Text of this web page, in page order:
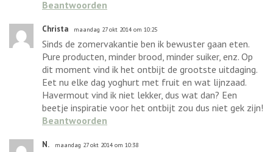
Beantwoorden
Christa maandag 27 okt 2014 om 10:25
Sinds de zomervakantie ben ik bewuster gaan eten.
Pure producten, minder brood, minder suiker, enz. Op
dit moment vind ik het ontbijt de grootste uitdaging.
Eet nu elke dag yoghurt met fruit en wat lijnzaad.
Havermout vind ik niet lekker, dus wat dan? Een
beetje inspiratie voor het ontbijt zou dus niet gek zijn!
Beantwoorden
N. maandag 27 okt 2014 om 10:38